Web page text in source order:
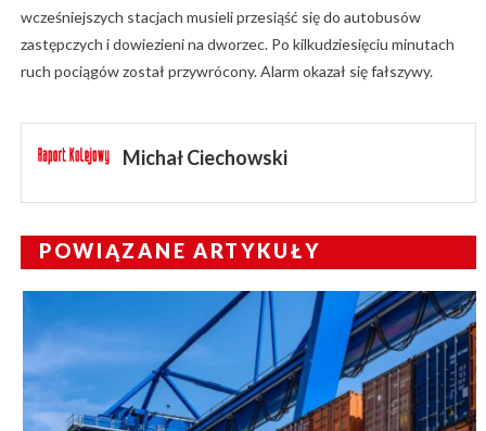
wcześniejszych stacjach musieli przesiąść się do autobusów
zastępczych i dowiezieni na dworzec. Po kilkudziesięciu minutach
ruch pociągów został przywrócony. Alarm okazał się fałszywy.
Michał Ciechowski
POWIĄZANE ARTYKUŁY